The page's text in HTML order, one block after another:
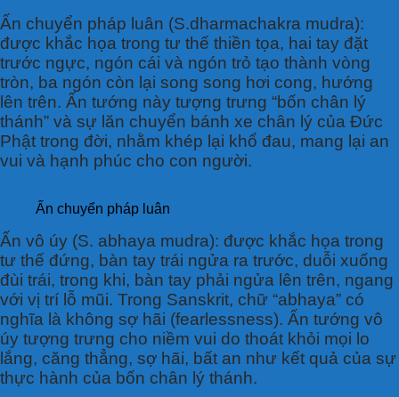
Ấn chuyển pháp luân (S.dharmachakra mudra):
được khắc họa trong tư thế thiền tọa, hai tay đặt
trước ngực, ngón cái và ngón trỏ tạo thành vòng
tròn, ba ngón còn lại song song hơi cong, hướng
lên trên. Ấn tướng này tượng trưng “bốn chân lý
thánh” và sự lăn chuyển bánh xe chân lý của Đức
Phật trong đời, nhằm khép lại khổ đau, mang lại an
vui và hạnh phúc cho con người.
Ấn chuyển pháp luân
Ấn vô úy (S. abhaya mudra): được khắc họa trong
tư thế đứng, bàn tay trái ngửa ra trước, duỗi xuống
đùi trái, trong khi, bàn tay phải ngửa lên trên, ngang
với vị trí lỗ mũi. Trong Sanskrit, chữ “abhaya” có
nghĩa là không sợ hãi (fearlessness). Ấn tướng vô
úy tượng trưng cho niềm vui do thoát khỏi mọi lo
lắng, căng thẳng, sợ hãi, bất an như kết quả của sự
thực hành của bốn chân lý thánh.